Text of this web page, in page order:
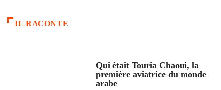
IL RACONTE
Qui était Touria Chaoui, la
première aviatrice du monde
arabe